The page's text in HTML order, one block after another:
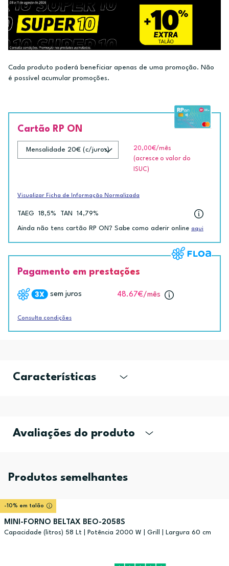
Cada produto poderá beneficiar apenas de uma promoção. Não
é possível acumular promoções.
Cartão RP ON
20,00€/mês
(acresce o valor do
ISUC)
Visualizar Ficha de Informação Normalizada
TAEG 18,5% TAN 14,79%
Ainda não tens cartão RP ON? Sabe como aderir online aqui
Pagamento em prestações
sem juros 48.67€/mês
Consulta condições
Características
Avaliações do produto
Produtos semelhantes
-10% em talão
MINI-FORNO BELTAX BEO-2058S
Capacidade (litros) 58 Lt | Potência 2000 W | Grill | Largura 60 cm